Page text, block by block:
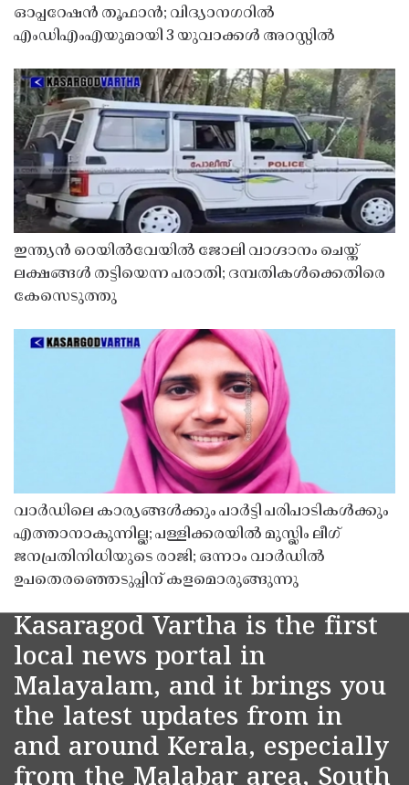
ഓപ്പറേഷൻ തൂഫാൻ; വിദ്യാനഗറിൽ
എംഡിഎംഎയുമായി 3 യുവാക്കൾ അറസ്റ്റിൽ
ഇന്ത്യൻ റെയിൽവേയിൽ ജോലി വാഗ്ദാനം ചെയ്ത്
ലക്ഷങ്ങൾ തട്ടിയെന്ന പരാതി; ദമ്പതികൾക്കെതിരെ
കേസെടുത്തു
വാർഡിലെ കാര്യങ്ങൾക്കും പാർട്ടി പരിപാടികൾക്കും
എത്താനാകുന്നില്ല; പള്ളിക്കരയിൽ മുസ്ലിം ലീഗ്
ജനപ്രതിനിധിയുടെ രാജി; ഒന്നാം വാർഡിൽ
ഉപതെരഞ്ഞെടുപ്പിന് കളമൊരുങ്ങുന്നു
Kasaragod Vartha is the first
local news portal in
Malayalam, and it brings you
the latest updates from in
and around Kerala, especially